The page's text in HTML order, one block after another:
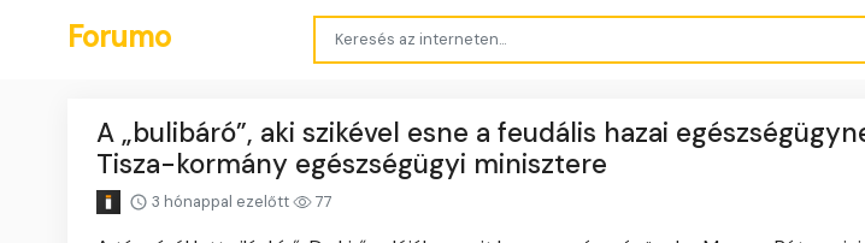
Forumo
A „bulibáró”, aki szikével esne a feudális hazai
Tisza-kormány egészségügyi minisztere
3 hónappal ezelőtt 77